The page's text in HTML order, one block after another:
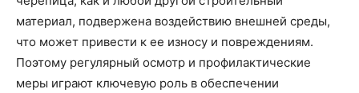
материал, подвержена воздействию внешней среды,
что может привести к ее износу и повреждениям.
Поэтому регулярный осмотр и профилактические
меры играют ключевую роль в обеспечении